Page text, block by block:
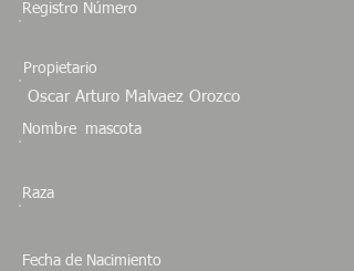
Registro Número
Propietario
Oscar Arturo Malvaez Orozco
Nombre mascota
Raza
Fecha de Nacimiento